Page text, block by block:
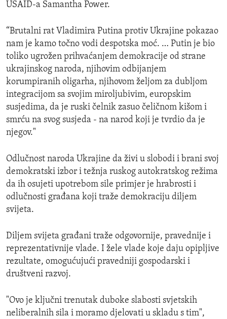
USAID-a Samantha Power.
“Brutalni rat Vladimira Putina protiv Ukrajine pokazao
nam je kamo točno vodi despotska moć. … Putin je bio
toliko ugrožen prihvaćanjem demokracije od strane
ukrajinskog naroda, njihovim odbijanjem
korumpiranih oligarha, njihovom željom za dubljom
integracijom sa svojim miroljubivim, europskim
susjedima, da je ruski čelnik zasuo čeličnom kišom i
smrću na svog susjeda - na narod koji je tvrdio da je
njegov."
Odlučnost naroda Ukrajine da živi u slobodi i brani svoj
demokratski izbor i težnja ruskog autokratskog režima
da ih osujeti upotrebom sile primjer je hrabrosti i
odlučnosti građana koji traže demokraciju diljem
svijeta.
Diljem svijeta građani traže odgovornije, pravednije i
reprezentativnije vlade. I žele vlade koje daju opipljive
rezultate, omogućujući pravedniji gospodarski i
društveni razvoj.
"Ovo je ključni trenutak duboke slabosti svjetskih
neliberalnih sila i moramo djelovati u skladu s tim",